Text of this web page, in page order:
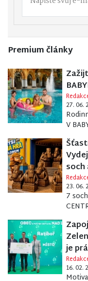
Premium články
27. 06.
V
23. 06.
7
je
16. 02.